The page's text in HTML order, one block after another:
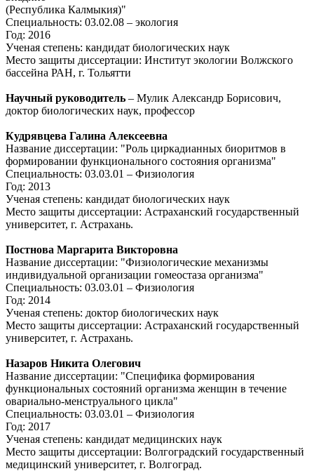
(Республика Калмыкия)"
Специальность: 03.02.08 – экология
Год: 2016
Ученая степень: кандидат биологических наук
Место защиты диссертации: Институт экологии Волжского
бассейна РАН, г. Тольятти
Научный руководитель – Мулик Александр Борисович,
доктор биологических наук, профессор
Кудрявцева Галина Алексеевна
Название диссертации: "Роль циркадианных биоритмов в
формировании функционального состояния организма"
Специальность: 03.03.01 – Физиология
Год: 2013
Ученая степень: кандидат биологических наук
Место защиты диссертации: Астраханский государственный
университет, г. Астрахань.
Постнова Маргарита Викторовна
Название диссертации: "Физиологические механизмы
индивидуальной организации гомеостаза организма"
Специальность: 03.03.01 – Физиология
Год: 2014
Ученая степень: доктор биологических наук
Место защиты диссертации: Астраханский государственный
университет, г. Астрахань.
Назаров Никита Олегович
Название диссертации: "Специфика формирования
функциональных состояний организма женщин в течение
овариально-менструального цикла"
Специальность: 03.03.01 – Физиология
Год: 2017
Ученая степень: кандидат медицинских наук
Место защиты диссертации: Волгоградский государственный
медицинский университет, г. Волгоград.